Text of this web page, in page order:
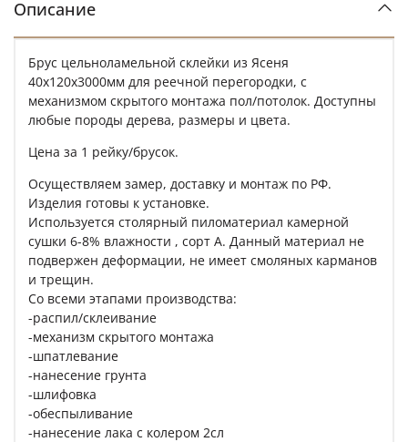
Описание
Брус цельноламельной склейки из Ясеня
40х120х3000мм для реечной перегородки, с
механизмом скрытого монтажа пол/потолок. Доступны
любые породы дерева, размеры и цвета.
Цена за 1 рейку/брусок.
Осуществляем замер, доставку и монтаж по РФ.
Изделия готовы к установке.
Используется столярный пиломатериал камерной
сушки 6-8% влажности , сорт A. Данный материал не
подвержен деформации, не имеет смоляных карманов
и трещин.
Со всеми этапами производства:
-распил/склеивание
-механизм скрытого монтажа
-шпатлевание
-нанесение грунта
-шлифовка
-обеспыливание
-нанесение лака с колером 2сл